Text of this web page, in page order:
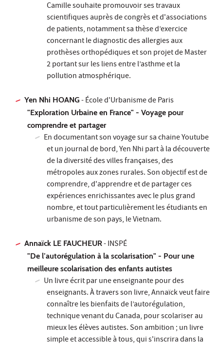
Camille souhaite promouvoir ses travaux
scientifiques auprès de congrès et d'associations
de patients, notamment sa thèse d’exercice
concernant le diagnostic des allergies aux
prothèses orthopédiques et son projet de Master
2 portant sur les liens entre l’asthme et la
pollution atmosphérique.
Yen Nhi HOANG - École d'Urbanisme de Paris
"Exploration Urbaine en France" - Voyage pour
comprendre et partager
En documentant son voyage sur sa chaine Youtube
et un journal de bord, Yen Nhi part à la découverte
de la diversité des villes françaises, des
métropoles aux zones rurales. Son objectif est de
comprendre, d'apprendre et de partager ces
expériences enrichissantes avec le plus grand
nombre, et tout particulièrement les étudiants en
urbanisme de son pays, le Vietnam.
Annaïck LE FAUCHEUR- INSPÉ
"De l’autorégulation à la scolarisation" - Pour une
meilleure scolarisation des enfants autistes
Un livre écrit par une enseignante pour des
enseignants. À travers son livre, Annaïck veut faire
connaître les bienfaits de l’autorégulation,
technique venant du Canada, pour scolariser au
mieux les élèves autistes. Son ambition ; un livre
simple et accessible à tous, qui s'inscrira dans la